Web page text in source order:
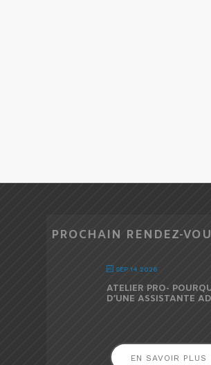
PROCHAIN RENDEZ-
SEP 14 2026
ATELIER PRO-
D’UNE ASSISTANTE
EN SAVOIR PLUS